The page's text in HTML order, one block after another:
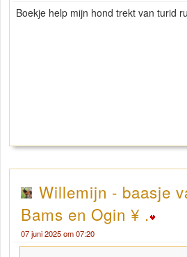
Boekje help mijn hond trekt van turid
Willemijn - baasje
Bams en Ogin ¥ .
07 juni 2025 om 07:20